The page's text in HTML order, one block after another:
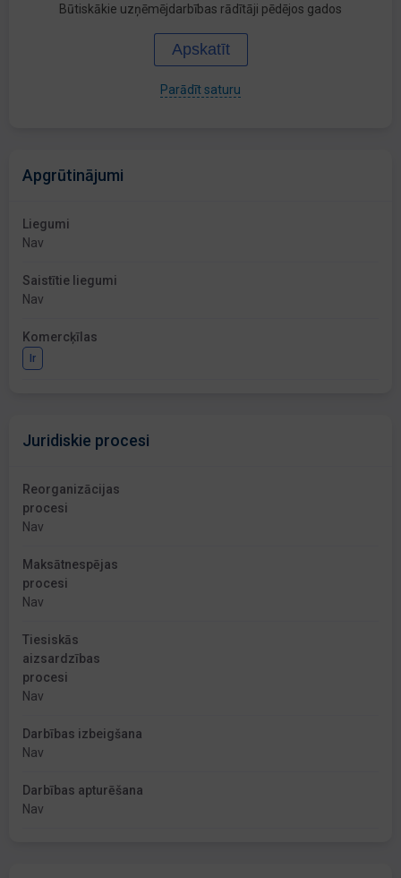
Būtiskākie uzņēmējdarbības rādītāji pēdējos gados
Apskatīt
Parādīt saturu
Apgrūtinājumi
Liegumi
Nav
Saistītie liegumi
Nav
Komercķīlas
Ir
Juridiskie procesi
Reorganizācijas
procesi
Nav
Maksātnespējas
procesi
Nav
Tiesiskās
aizsardzības
procesi
Nav
Darbības izbeigšana
Nav
Darbības apturēšana
Nav